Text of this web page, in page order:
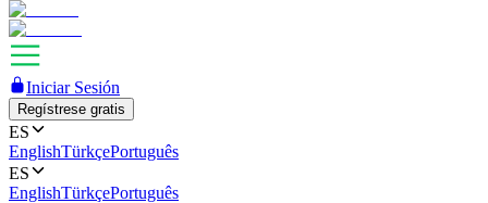
Iniciar Sesión
Regístrese gratis
ES
EnglishTürkçePortuguês
ES
EnglishTürkçePortuguês